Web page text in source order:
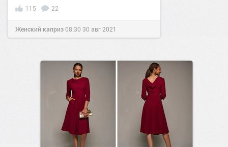
115 22
Женский каприз08:30 30 авг 2021